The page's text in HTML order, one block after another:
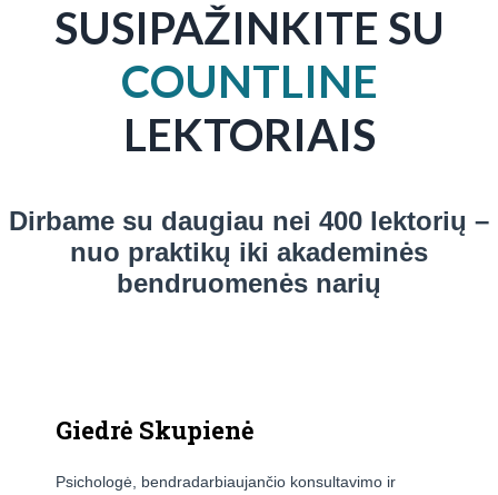
SUSIPAŽINKITE SU
COUNTLINE
LEKTORIAIS
Dirbame su daugiau nei 400 lektorių –
nuo praktikų iki akademinės
bendruomenės narių
Giedrė Skupienė
Psichologė, bendradarbiaujančio konsultavimo ir